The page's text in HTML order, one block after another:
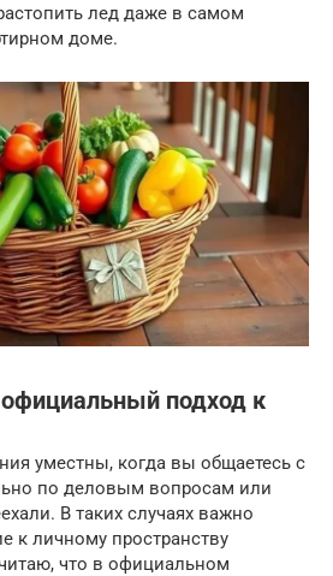
лед даже в самом
доме.
подход к
уместны, когда вы общаетесь с
по деловым вопросам или
В таких случаях важно
к личному пространству
что в официальном